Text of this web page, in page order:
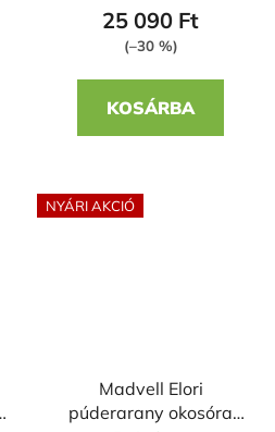
25 090 Ft
(–30 %)
KOSÁRBA
NYÁRI AKCIÓ
Madvell Elori
púderarany okosóra